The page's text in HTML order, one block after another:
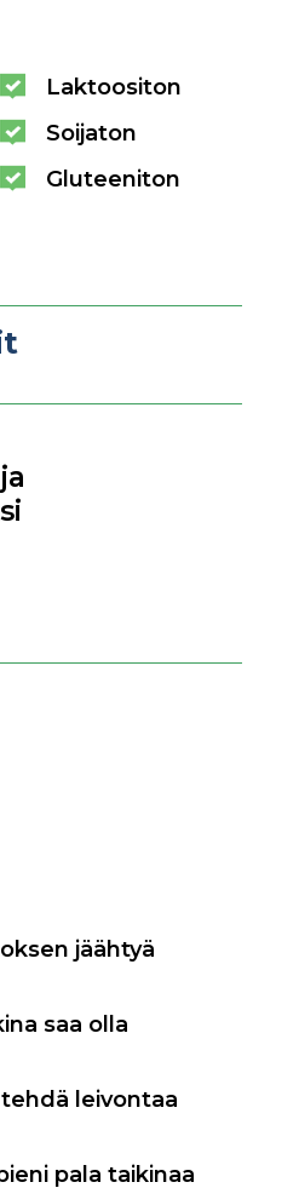
Laktoositon
Soijaton
Gluteeniton
jäähtyä
saa olla
leivontaa
pala taikinaa